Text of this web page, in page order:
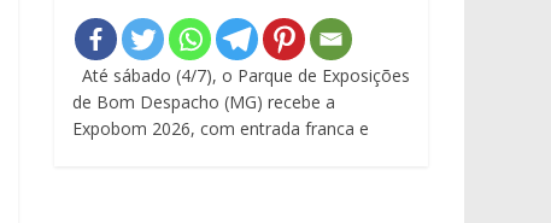
Até sábado (4/7), o Parque de Exposições
de Bom Despacho (MG) recebe a
Expobom 2026, com entrada franca e